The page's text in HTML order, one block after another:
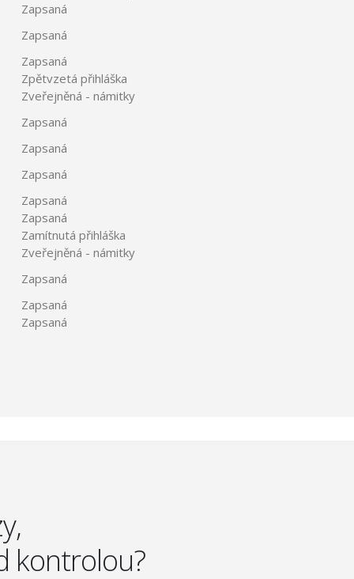
Zapsaná
Zapsaná
Zapsaná
Zpětvzetá přihláška
Zveřejněná - námitky
Zapsaná
Zapsaná
Zapsaná
Zapsaná
Zapsaná
Zamítnutá přihláška
Zveřejněná - námitky
Zapsaná
Zapsaná
Zapsaná
kontrolou?